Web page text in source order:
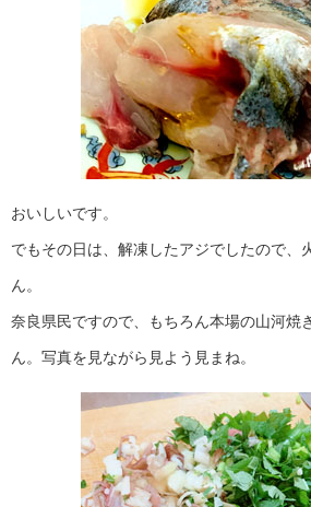
おいしいです。
でもその日は、解凍したアジでしたので、
ん。
奈良県民ですので、もちろん本場の山河焼
ん。写真を見ながら見よう見まね。